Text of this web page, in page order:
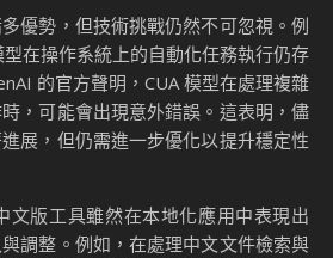
優勢，但技術挑戰仍然不可忽視。例
在操作系統上的自動化任務執行仍存
的官方聲明，CUA 模型在處理複雜
，可能會出現意外錯誤。這表明，儘
展，但仍需進一步優化以提升穩定性
文版工具雖然在本地化應用中表現出
調整。例如，在處理中文文件檢索與